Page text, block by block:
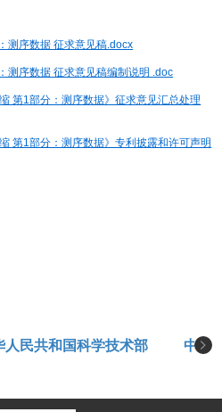
测序数据 征求意见稿.docx
测序数据 征求意见稿编制说明 .doc
第1部分：测序数据》征求意见汇总处理
第1部分：测序数据》专利披露和许可声明
人民共和国科学技术部 中华